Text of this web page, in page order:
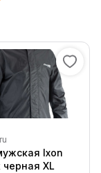
Ixon
черная XL